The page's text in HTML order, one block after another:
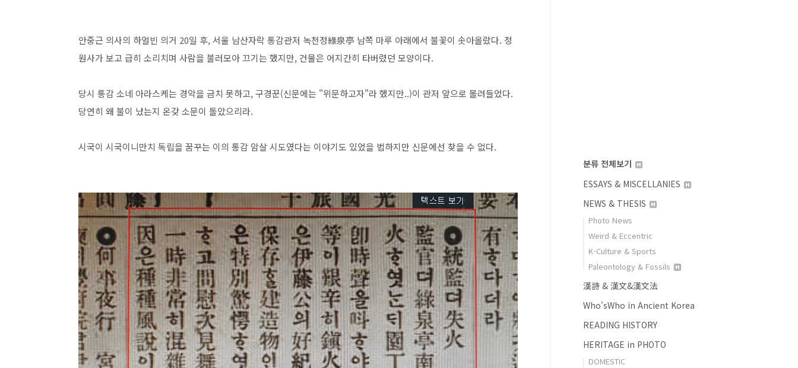
안중근 의사의 하얼빈 의거 20일 후, 서울 남산자락 통감관저 녹천정綠泉亭 남쪽 마루 아래에서 불꽃이 솟아올랐다. 정
원사가 보고 급히 소리치며 사람을 불러모아 끄기는 했지만, 건물은 어지간히 타버렸던 모양이다.
당시 통감 소네 아라스케는 경악을 금치 못하고, 구경꾼(신문에는 "위문하고자"라 했지만..)이 관저 앞으로 몰려들었다.
당연히 왜 불이 났는지 온갖 소문이 돌았으리라.
시국이 시국이니만치 독립을 꿈꾸는 이의 통감 암살 시도였다는 이야기도 있었을 법하지만 신문에선 찾을 수 없다.
분류 전체보기
ESSAYS & MISCELLANIES
NEWS & THESIS
Photo News
Weird & Eccentric
K-Culture & Sports
Paleontology & Fossils
漢詩 & 漢文&漢文法
Who'sWho in Ancient Korea
READING HISTORY
HERITAGE in PHOTO
DOMESTIC